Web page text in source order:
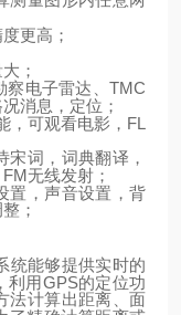
更高；
；
电子雷达、 TMC
消息，定位；
，可观看电影， FL
宋词，词典翻译，
FM无线发射；
置，声音设置，背
；
统能够提供实时的
利用GPS的定位功
法计算出距离、面